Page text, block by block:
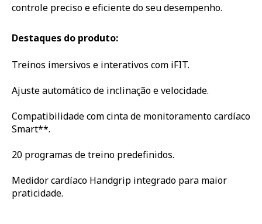
controle preciso e eficiente do seu desempenho.
Destaques do produto:
Treinos imersivos e interativos com iFIT.
Ajuste automático de inclinação e velocidade.
Compatibilidade com cinta de monitoramento cardíaco
Smart**.
20 programas de treino predefinidos.
Medidor cardíaco Handgrip integrado para maior
praticidade.